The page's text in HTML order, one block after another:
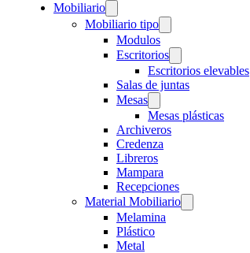
Mobiliario
Mobiliario tipo
Modulos
Escritorios
Escritorios elevables
Salas de juntas
Mesas
Mesas plásticas
Archiveros
Credenza
Libreros
Mampara
Recepciones
Material Mobiliario
Melamina
Plástico
Metal